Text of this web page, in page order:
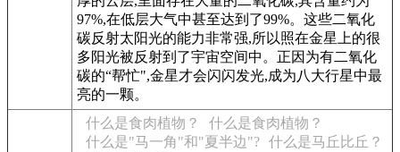
97%,在低层大气中甚至达到了99%。这些二氧化
碳反射太阳光的能力非常强,所以照在金星上的很
多阳光被反射到了宇宙空间中。正因为有二氧化
碳的“帮忙",金星才会闪闪发光,成为八大行星中最
亮的一颗。
什么是食肉植物？
什么是食肉植物？
什么是"马一角"和"夏半边"? 什么是马丘比丘？